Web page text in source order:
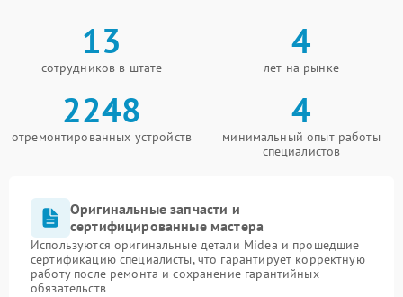
13
сотрудников в штате
4
лет на рынке
2248
отремонтированных устройств
4
минимальный опыт работы
специалистов
Оригинальные запчасти и
сертифицированные мастера
Используются оригинальные детали Midea и прошедшие
сертификацию специалисты, что гарантирует корректную
работу после ремонта и сохранение гарантийных
обязательств